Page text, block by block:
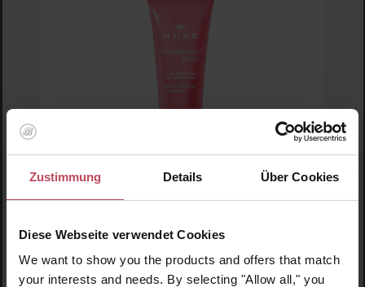
Zustimmung Details Über Cookies
Diese Webseite verwendet Cookies
We want to show you the products and offers that match
your interests and needs. By selecting "Allow all," you
Nuxe
Eye Balm Gel
Augencreme